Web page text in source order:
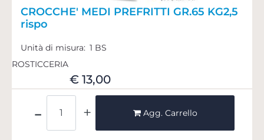
CROCCHE' MEDI PREFRITTI GR.65 KG2,5
rispo
Unità di misura: 1 BS
ROSTICCERIA
€ 13,00
Agg. Carrello